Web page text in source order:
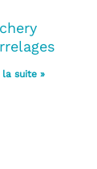
la suite »